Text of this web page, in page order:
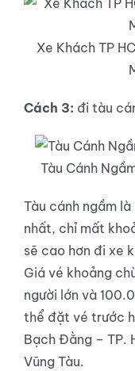
Xe Khách TP
Cách 3: đi tàu
Tàu Cánh
Tàu cánh ngầm
nhất, chỉ mất
sẽ cao hơn đi xe
Giá vé khoảng
người lớn và
thể đặt vé trước
Bạch Đằng – TP.
Vũng Tàu.